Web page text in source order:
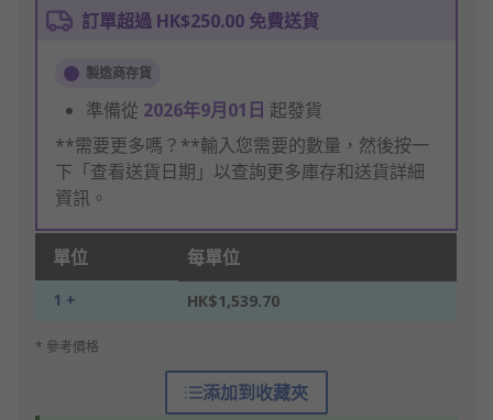
訂單超過 HK$250.00 免費送貨
製造商存貨
準備從 2026年9月01日 起發貨
**需要更多嗎？**輸入您需要的數量，然後按一
下「查看送貨日期」以查詢更多庫存和送貨詳細
資訊。
單位 每單位
1 + HK$1,539.70
* 參考價格
添加到收藏夾